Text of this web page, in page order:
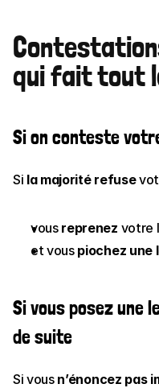
qui fait tout
Si on conteste
Si la majorité refuse
vous reprenez votre
et vous piochez une
Si vous posez une
de suite
Si vous n’énoncez pas